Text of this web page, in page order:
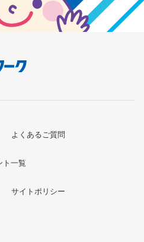
よくあるご質問
ト一覧
サイトポリシー